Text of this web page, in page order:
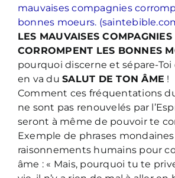
mauvaises compagnies
bonnes moeurs.
LES MAUVAISES COMPAGNIES
CORROMPENT LES BONNES
pourquoi discerne et sépare-Toi
en va duSALUT DE TON ÂME !
Comment ces fréquentations
ne sont pas renouvelés par
seront à même de pouvoir te
Exemple de phrases
raisonnements humains pour
âme : « Mais, pourquoi tu te